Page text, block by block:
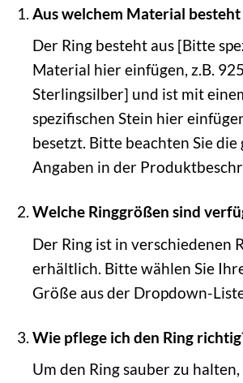
Aus welchem Material besteht
Der Ring besteht aus [Bitte
Material hier einfügen, z.B.
Sterlingsilber] und ist mit
spezifischen Stein hier
besetzt. Bitte beachten Sie die
Angaben in der
Welche Ringgrößen sind
Der Ring ist in verschiedenen
erhältlich. Bitte wählen Sie
Größe aus der Dropdown-
Wie pflege ich den Ring
Um den Ring sauber zu